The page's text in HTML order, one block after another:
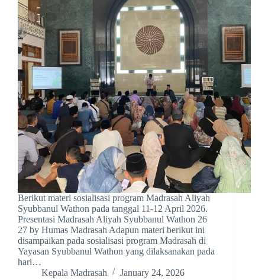
Berikut materi sosialisasi program Madrasah Aliyah
Syubbanul Wathon pada tanggal 11-12 April 2026.
Presentasi Madrasah Aliyah Syubbanul Wathon 26
27 by Humas Madrasah Adapun materi berikut ini
disampaikan pada sosialisasi program Madrasah di
Yayasan Syubbanul Wathon yang dilaksanakan pada
hari…
Kepala Madrasah
January 24, 2026